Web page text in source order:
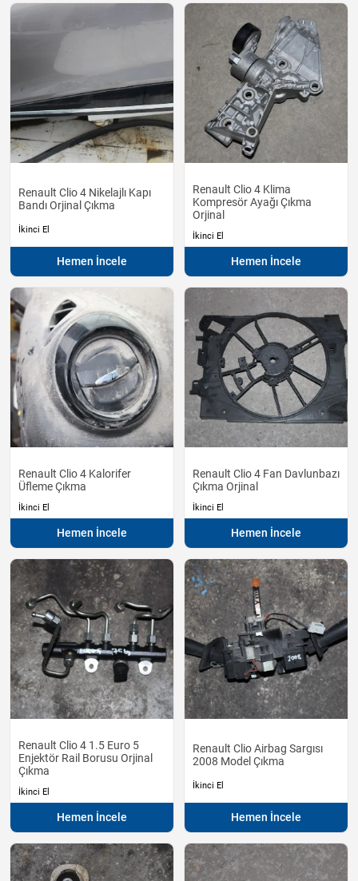
Renault Clio 4 Nikelajlı Kapı
Bandı Orjinal Çıkma
İkinci El
Hemen İncele
Renault Clio 4 Klima
Kompresör Ayağı Çıkma
Orjinal
İkinci El
Hemen İncele
Renault Clio 4 Kalorifer
Üfleme Çıkma
İkinci El
Hemen İncele
Renault Clio 4 Fan Davlunbazı
Çıkma Orjinal
İkinci El
Hemen İncele
Renault Clio 4 1.5 Euro 5
Enjektör Rail Borusu Orjinal
Çıkma
İkinci El
Hemen İncele
Renault Clio Airbag Sargısı
2008 Model Çıkma
İkinci El
Hemen İncele